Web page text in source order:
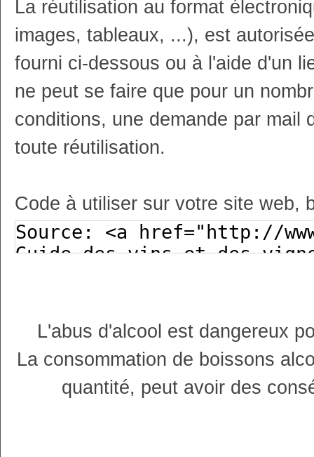
La réutilisation au format
images, tableaux, ...), est
fourni ci-dessous ou à l'aide d'un
ne peut se faire que pour un
conditions, une demande par mail
toute réutilisation.
Code à utiliser sur votre site web,
L'abus d'alcool est dangereux
La consommation de boissons
quantité, peut avoir des